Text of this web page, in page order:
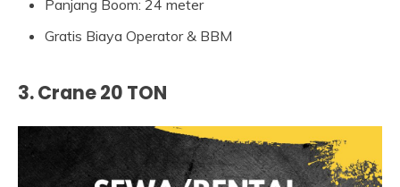
Panjang Boom: 24 meter
Gratis Biaya Operator & BBM
3. Crane 20 TON